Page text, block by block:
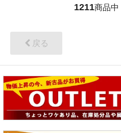
1211商品中
戻る